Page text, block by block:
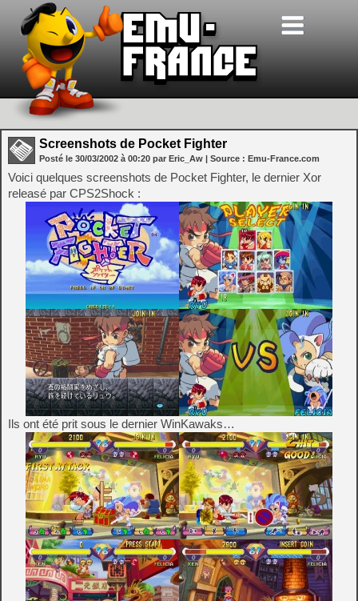
Screenshots de Pocket Fighter
Posté le 30/03/2002 à 00:20 par Eric_Aw | Source : Emu-France.com
Voici quelques screenshots de Pocket Fighter, le dernier Xor
releasé par CPS2Shock :
Ils ont été prit sous le dernier WinKawaks…